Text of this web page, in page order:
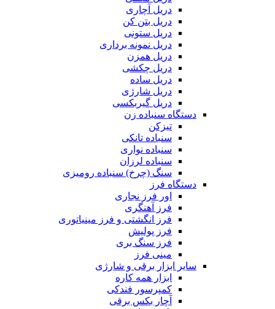
دریل آچاری
دریل بتن کن
دریل ستونی
دریل نمونه برداری
دریل همزن
دریل چکشی
دریل ساده
دریل شارژی
دریل گیربکسی
دستگاه سنباده زن
تیزکن
سنباده تانکی
سنباده نواری
سنباده لرزان
سنگ (چرخ) سنباده رومیزی
دستگاه فرز
اور فرز نجاری
فرز آهنگری
فرز انگشتی و فرز مینیاتوری
فرز پولیش
فرز سنگ بری
مینی فرز
سایر ابزار برقی و شارژی
ابزار همه کاره
کمپرسور فندکی
آچار بکس برقی